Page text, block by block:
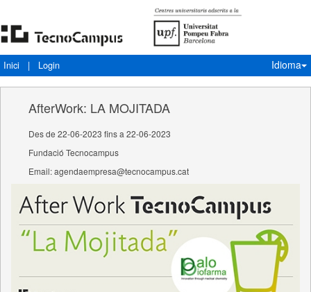
Inici | Login Idioma
AfterWork: LA MOJITADA
Des de 22-06-2023 fins a 22-06-2023
Fundació Tecnocampus
Email: agendaempresa@tecnocampus.cat